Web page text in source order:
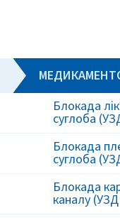
Блокада
суглоба
Блокада
суглоба
Блокада
каналу